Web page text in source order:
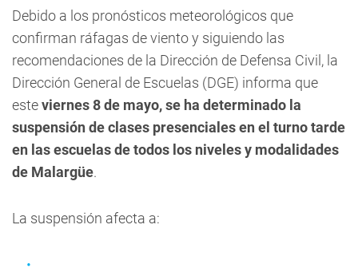
Debido a los pronósticos meteorológicos que
confirman ráfagas de viento y siguiendo las
recomendaciones de la Dirección de Defensa Civil, la
Dirección General de Escuelas (DGE) informa que
esteviernes 8 de mayo, se ha determinado la
suspensión de clases presenciales en el turno tarde
en las escuelas de todos los niveles y modalidades
de Malargüe.
La suspensión afecta a: